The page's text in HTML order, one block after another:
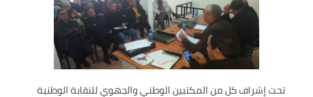
تقييم عشرية إصلاح التعليم 2015-2030 الحلقة
الأولى: المدرسة المغربية بين جمال النصوص وقسوة
الميدان – اليوم 24
تحت إشراف كل من المكتبين الوطني والجهوي للنقابة الوطنية